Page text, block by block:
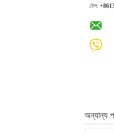
টেল:
অন্যান্য